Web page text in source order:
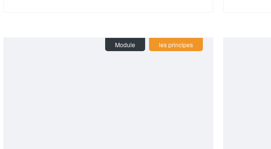
Module les principes